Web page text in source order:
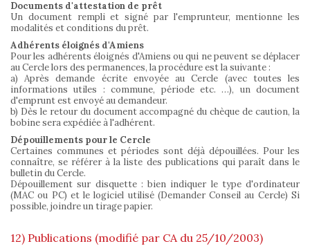
Documents d'attestation de prêt
Un document rempli et signé par l'emprunteur, mentionne les
modalités et conditions du prêt.
Adhérents éloignés d'Amiens
Pour les adhérents éloignés d'Amiens ou qui ne peuvent se déplacer
au Cercle lors des permanences, la procédure est la suivante :
a) Après demande écrite envoyée au Cercle (avec toutes les
informations utiles : commune, période etc. …), un document
d'emprunt est envoyé au demandeur.
b) Dès le retour du document accompagné du chèque de caution, la
bobine sera expédiée à l'adhérent.
Dépouillements pour le Cercle
Certaines communes et périodes sont déjà dépouillées. Pour les
connaître, se référer à la liste des publications qui paraît dans le
bulletin du Cercle.
Dépouillement sur disquette : bien indiquer le type d'ordinateur
(MAC ou PC) et le logiciel utilisé (Demander Conseil au Cercle) Si
possible, joindre un tirage papier.
12) Publications (modifié par CA du 25/10/2003)